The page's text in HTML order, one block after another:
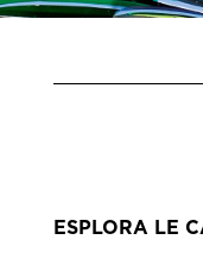
ESPLORA LE